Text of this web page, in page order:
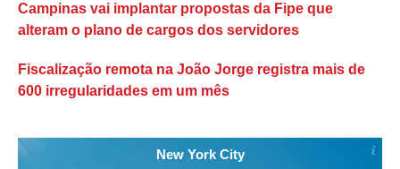
Campinas vai implantar propostas da Fipe que
alteram o plano de cargos dos servidores
Fiscalização remota na João Jorge registra mais de
600 irregularidades em um mês
New York City